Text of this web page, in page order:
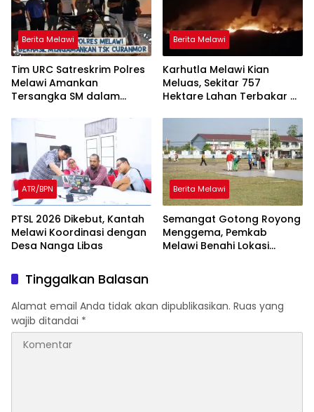
Berita Melawi
Tim URC Satreskrim Polres
Melawi Amankan
Tersangka SM dalam
Paal
Berita Melawi
Karhutla Melawi Kian
Meluas, Sekitar 757
Hektare Lahan Terbakar di
ATR/BPN
PTSL 2026 Dikebut, Kantah
Melawi Koordinasi dengan
Desa Nanga Libas
Berita Melawi
Semangat Gotong Royong
Menggema, Pemkab
Melawi Benahi Lokasi
Tinggalkan Balasan
Alamat email Anda tidak akan dipublikasikan. Ruas yang
wajib ditandai *